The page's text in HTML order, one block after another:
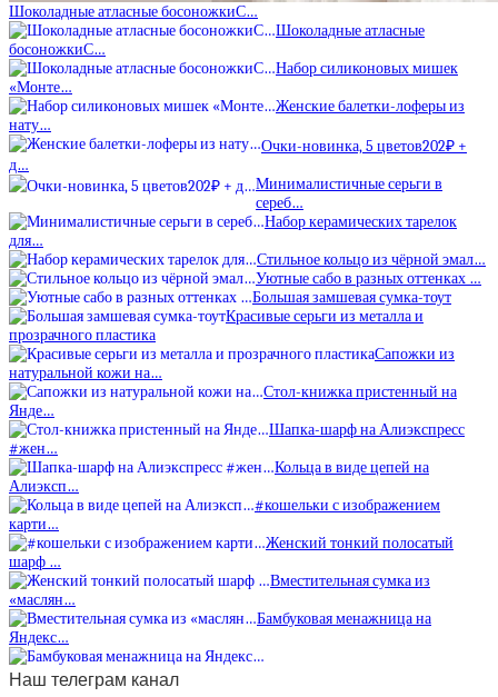
Шоколадные атласные босоножкиС…
Шоколадные атласные
босоножкиС…
Набор силиконовых мишек
«Монте…
Женские балетки-лоферы из
нату…
Очки-новинка, 5 цветов202₽ +
д…
Минималистичные серьги в
сереб…
Набор керамических тарелок
для…
Стильное кольцо из чёрной эмал…
Уютные сабо в разных оттенках …
Большая замшевая сумка-тоут
Красивые серьги из металла и
прозрачного пластика
Сапожки из
натуральной кожи на…
Стол-книжка пристенный на
Янде…
Шапка-шарф на Алиэкспресс
#жен…
Кольца в виде цепей на
Алиэксп…
#кошельки с изображением
карти…
Женский тонкий полосатый
шарф …
Вместительная сумка из
«маслян…
Бамбуковая менажница на
Яндекс…
Наш телеграм канал